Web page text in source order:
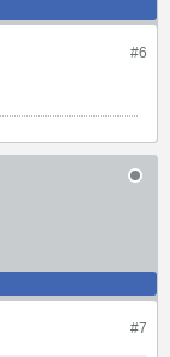
#6
#7